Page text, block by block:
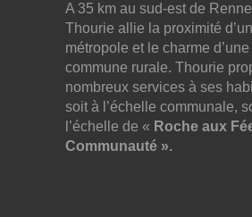
A 35 km au sud-est de
Thourie allie la proximité
métropole et le charme d’une
commune rurale. Thourie
nombreux services à ses
soit à l’échelle communale,
l’échelle de « Roche aux
Communauté ».